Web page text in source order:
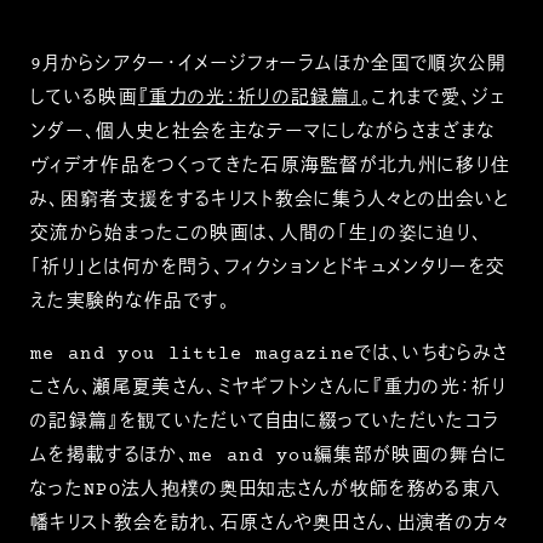
9月からシアター・イメージフォーラムほか全国で順次公開
している映画『重力の光：祈りの記録篇』。これまで愛、ジェ
ンダー、個人史と社会を主なテーマにしながらさまざまな
ヴィデオ作品をつくってきた石原海監督が北九州に移り住
み、困窮者支援をするキリスト教会に集う人々との出会いと
交流から始まったこの映画は、人間の「生」の姿に迫り、
「祈り」とは何かを問う、フィクションとドキュメンタリーを交
えた実験的な作品です。
me and you little magazineでは、いちむらみさ
こさん、瀬尾夏美さん、ミヤギフトシさんに『重力の光：祈り
の記録篇』を観ていただいて自由に綴っていただいたコラ
ムを掲載するほか、me and you編集部が映画の舞台に
なったNPO法人抱樸の奥田知志さんが牧師を務める東八
幡キリスト教会を訪れ、石原さんや奥田さん、出演者の方々